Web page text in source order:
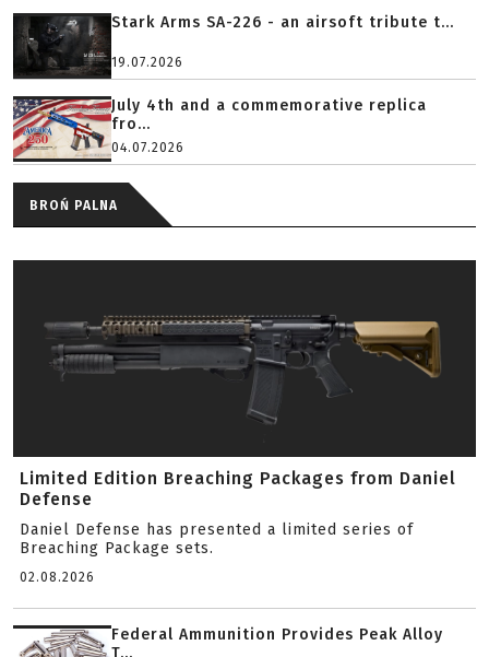
Stark Arms SA-226 - an airsoft tribute t...
19.07.2026
July 4th and a commemorative replica
fro...
04.07.2026
BROŃ PALNA
Limited Edition Breaching Packages from Daniel
Defense
Daniel Defense has presented a limited series of
Breaching Package sets.
02.08.2026
Federal Ammunition Provides Peak Alloy
T...